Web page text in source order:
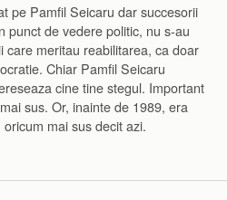
pe Pamfil Seicaru dar succesorii
punct de vedere politic, nu s-au
care meritau reabilitarea, ca doar
Chiar Pamfil Seicaru
cine tine stegul. Important
sus. Or, inainte de 1989, era
mai sus decit azi.